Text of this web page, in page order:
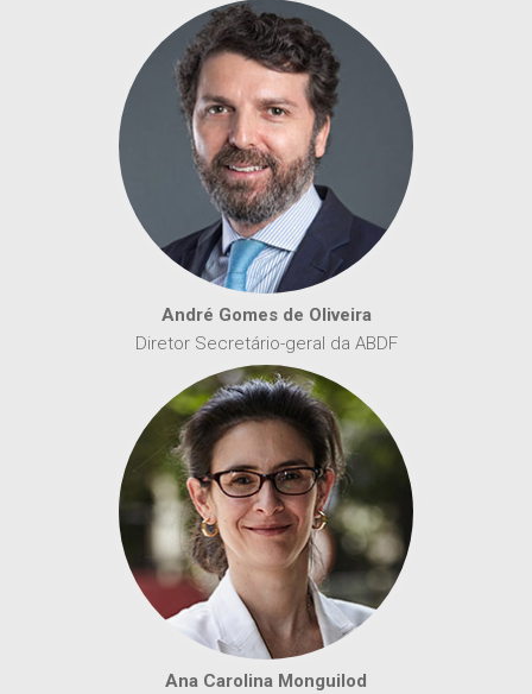
André Gomes de Oliveira
Diretor Secretário-geral da ABDF
Ana Carolina Monguilod